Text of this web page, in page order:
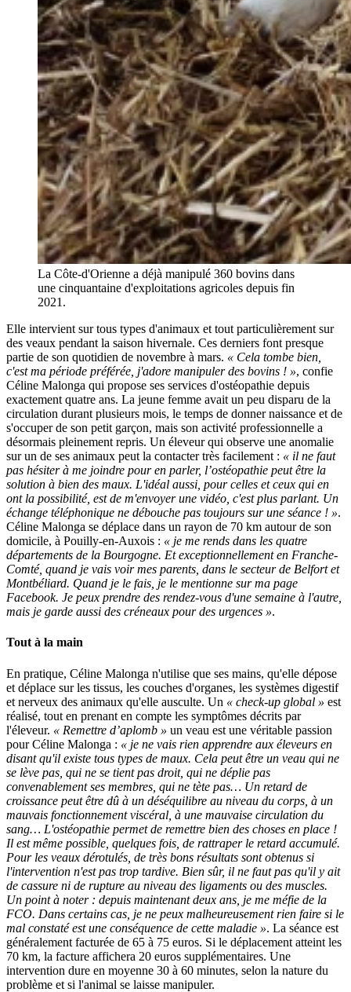
La Côte-d'Orienne a déjà manipulé 360 bovins dans
une cinquantaine d'exploitations agricoles depuis fin
2021.
Elle intervient sur tous types d'animaux et tout particulièrement sur
des veaux pendant la saison hivernale. Ces derniers font presque
partie de son quotidien de novembre à mars. « Cela tombe bien,
c'est ma période préférée, j'adore manipuler des bovins ! », confie
Céline Malonga qui propose ses services d'ostéopathie depuis
exactement quatre ans. La jeune femme avait un peu disparu de la
circulation durant plusieurs mois, le temps de donner naissance et de
s'occuper de son petit garçon, mais son activité professionnelle a
désormais pleinement repris. Un éleveur qui observe une anomalie
sur un de ses animaux peut la contacter très facilement : « il ne faut
pas hésiter à me joindre pour en parler, l’ostéopathie peut être la
solution à bien des maux. L'idéal aussi, pour celles et ceux qui en
ont la possibilité, est de m'envoyer une vidéo, c'est plus parlant. Un
échange téléphonique ne débouche pas toujours sur une séance ! ».
Céline Malonga se déplace dans un rayon de 70 km autour de son
domicile, à Pouilly-en-Auxois : « je me rends dans les quatre
départements de la Bourgogne. Et exceptionnellement en Franche-
Comté, quand je vais voir mes parents, dans le secteur de Belfort et
Montbéliard. Quand je le fais, je le mentionne sur ma page
Facebook. Je peux prendre des rendez-vous d'une semaine à l'autre,
mais je garde aussi des créneaux pour des urgences ».
Tout à la main
En pratique, Céline Malonga n'utilise que ses mains, qu'elle dépose
et déplace sur les tissus, les couches d'organes, les systèmes digestif
et nerveux des animaux qu'elle ausculte. Un « check-up global » est
réalisé, tout en prenant en compte les symptômes décrits par
l'éleveur. « Remettre d’aplomb » un veau est une véritable passion
pour Céline Malonga : « je ne vais rien apprendre aux éleveurs en
disant qu'il existe tous types de maux. Cela peut être un veau qui ne
se lève pas, qui ne se tient pas droit, qui ne déplie pas
convenablement ses membres, qui ne tète pas… Un retard de
croissance peut être dû à un déséquilibre au niveau du corps, à un
mauvais fonctionnement viscéral, à une mauvaise circulation du
sang… L'ostéopathie permet de remettre bien des choses en place !
Il est même possible, quelques fois, de rattraper le retard accumulé.
Pour les veaux dérotulés, de très bons résultats sont obtenus si
l'intervention n'est pas trop tardive. Bien sûr, il ne faut pas qu'il y ait
de cassure ni de rupture au niveau des ligaments ou des muscles.
Un point à noter : depuis maintenant deux ans, je me méfie de la
FCO. Dans certains cas, je ne peux malheureusement rien faire si le
mal constaté est une conséquence de cette maladie ». La séance est
généralement facturée de 65 à 75 euros. Si le déplacement atteint les
70 km, la facture affichera 20 euros supplémentaires. Une
intervention dure en moyenne 30 à 60 minutes, selon la nature du
problème et si l'animal se laisse manipuler.